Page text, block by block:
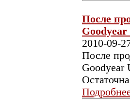
После
2010-09-
После
Goodyear